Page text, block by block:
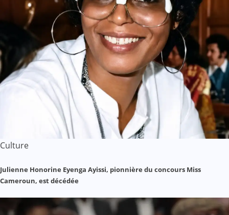
Culture
Julienne Honorine Eyenga Ayissi, pionnière du concours Miss
Cameroun, est décédée